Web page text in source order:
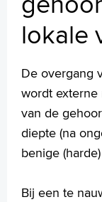
Injectie in
Nazorg na
lokale
De overgang
wordt externe
van de
diepte (na
benige
Bij een te